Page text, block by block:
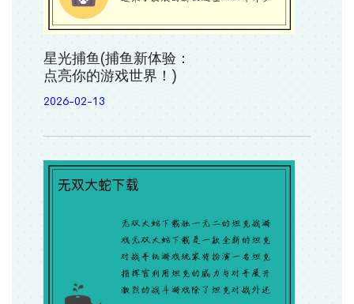
星光捕鱼(捕鱼新体验：
点亮你的游戏世界！)
2026-02-13